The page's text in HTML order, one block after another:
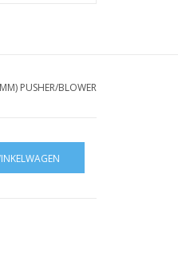
PUSHER/BLOWER